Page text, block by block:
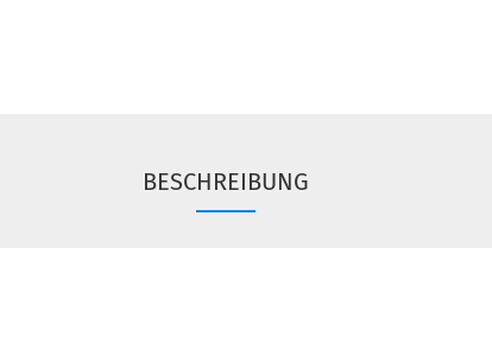
BESCHREIBUNG